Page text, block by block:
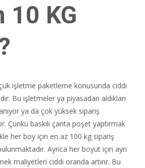
10 KG
işletme paketleme konusunda ciddi
Bu işletmeler ya piyasadan aldıkları
ya da çok yüksek sipariş
Çünkü baskılı çanta poşet yaptırmak
her boy için en az 100 kg sipariş
Ayrıca her boyut için ayrı
maliyetleri ciddi oranda artırır. Bu